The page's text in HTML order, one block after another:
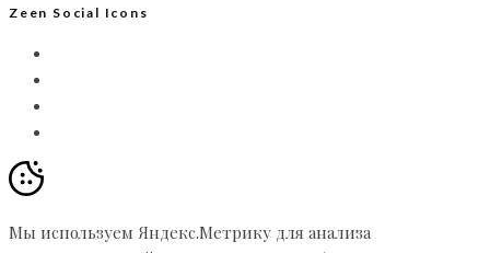
Zeen Social Icons
Мы используем Яндекс.Метрику для анализа